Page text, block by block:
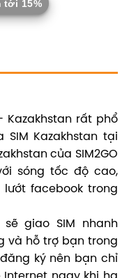
tới 15%
Kazakhstan rất phổ
Kazakhstan tại
của SIM2GO
sóng tốc độ cao,
facebook trong
giao SIM nhanh
và hỗ trợ bạn trong
ký nên bạn chỉ